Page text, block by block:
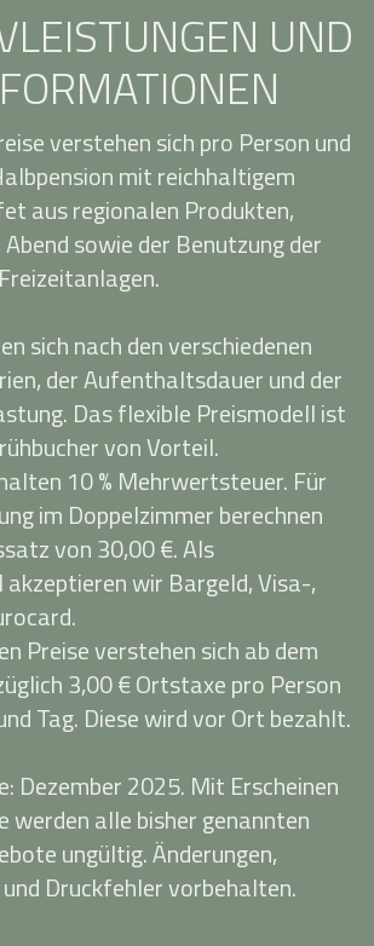
UND
verstehen sich pro Person und
mit reichhaltigem
aus regionalen Produkten,
sowie der Benutzung der
sich nach den verschiedenen
der Aufenthaltsdauer und der
Das flexible Preismodell ist
von Vorteil.
10 % Mehrwertsteuer. Für
im Doppelzimmer berechnen
von 30,00 €. Als
wir Bargeld, Visa-,
Preise verstehen sich ab dem
3,00 € Ortstaxe pro Person
Tag. Diese wird vor Ort bezahlt.
Dezember 2025. Mit Erscheinen
werden alle bisher genannten
ungültig. Änderungen,
Druckfehler vorbehalten.